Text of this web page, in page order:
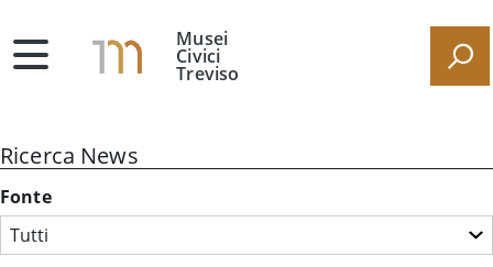
Musei
Civici
Treviso
Ricerca News
Fonte